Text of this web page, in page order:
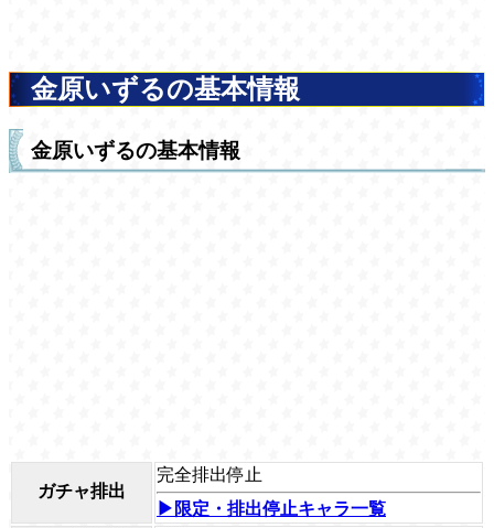
金原いずるの基本情報
金原いずるの基本情報
ガチャ排出
完全排出停止
▶限定・排出停止キャラ一覧